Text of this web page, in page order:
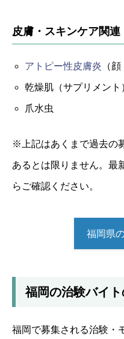
皮膚・スキンケア関連
アトピー性皮膚炎 （顔
乾燥肌（サプリメント
爪水虫
※上記はあくまで過去の
あるとは限りません。最
らご確認ください。
福岡県
福岡の治験バイ
福岡で募集される治験・